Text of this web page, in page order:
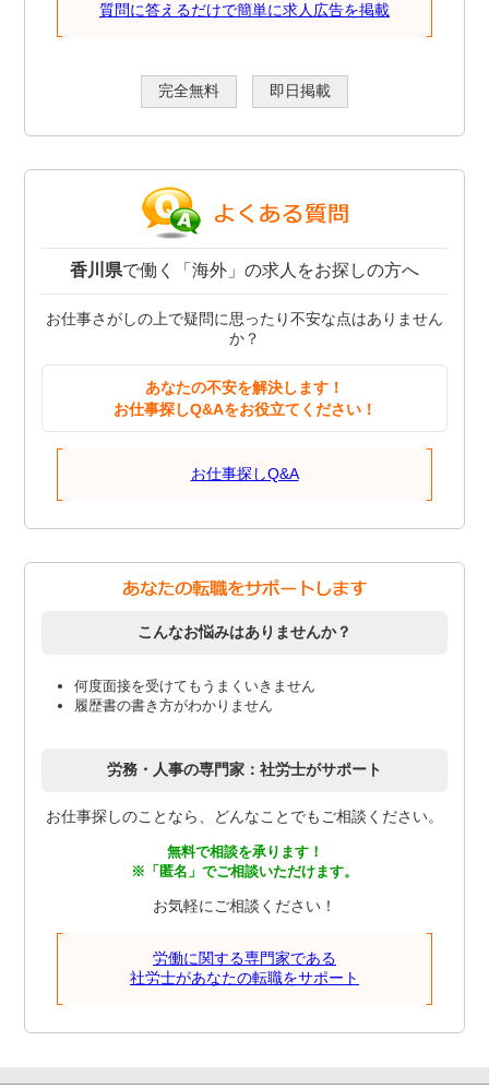
質問に答えるだけで簡単に求人広告を掲載
完全無料 即日掲載
香川県で働く「海外」の求人をお探しの方へ
お仕事さがしの上で疑問に思ったり不安な点はありません
か？
あなたの不安を解決します！
お仕事探しQ&Aをお役立てください！
お仕事探しQ&A
こんなお悩みはありませんか？
何度面接を受けてもうまくいきません
履歴書の書き方がわかりません
労務・人事の専門家：社労士がサポート
お仕事探しのことなら、どんなことでもご相談ください。
無料で相談を承ります！
※「匿名」でご相談いただけます。
お気軽にご相談ください！
労働に関する専門家である
社労士があなたの転職をサポート